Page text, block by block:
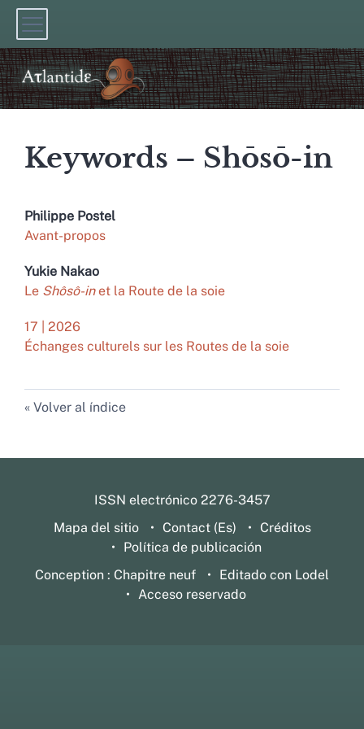
Keywords – Shōsō-in
Philippe Postel
Avant-propos
Yukie Nakao
Le Shôsô-inet la Route de la soie
17 | 2026
Échanges culturels sur les Routes de la soie
Volver al índice
ISSN electrónico 2276-3457
Mapa del sitio
Contact (Es)
Créditos
Política de publicación
Conception : Chapitre neuf
Editado con Lodel
Acceso reservado